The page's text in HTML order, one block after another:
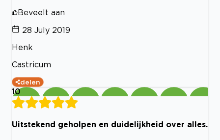
Beveelt aan
28 July 2019
Henk
Castricum
delen
10
Uitstekend geholpen en duidelijkheid over alles.